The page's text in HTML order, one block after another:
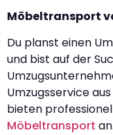
Möbeltransport
Du planst einen
und bist auf der
Umzugsservice
bieten
Möbeltransport